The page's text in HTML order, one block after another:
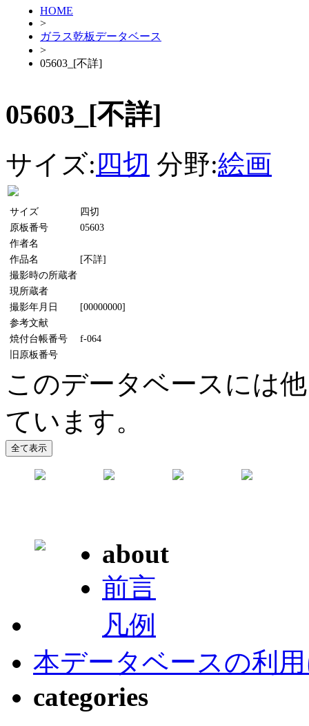
HOME
>
ガラス乾板データベース
>
05603_[不詳]
05603_[不詳]
サイズ: 四切 分野:絵画
サイズ
四切
原板番号
05603
作者名
作品名
[不詳]
撮影時の所蔵者
現所蔵者
撮影年月日
[00000000]
参考文献
焼付台帳番号
f-064
旧原板番号
このデータベースには
ています。
about
前言
凡例
本データベースの利
categories